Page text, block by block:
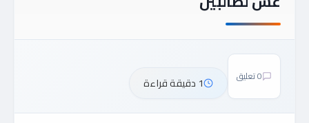
0 تعليق 1 دقيقة قراءة